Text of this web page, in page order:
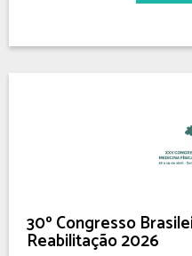
30º Congresso
Reabilitação 2026